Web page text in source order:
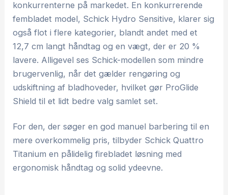
konkurrenterne på markedet. En konkurrerende
fembladet model, Schick Hydro Sensitive, klarer sig
også flot i flere kategorier, blandt andet med et
12,7 cm langt håndtag og en vægt, der er 20 %
lavere. Alligevel ses Schick-modellen som mindre
brugervenlig, når det gælder rengøring og
udskiftning af bladhoveder, hvilket gør ProGlide
Shield til et lidt bedre valg samlet set.
For den, der søger en god manuel barbering til en
mere overkommelig pris, tilbyder Schick Quattro
Titanium en pålidelig firebladet løsning med
ergonomisk håndtag og solid ydeevne.